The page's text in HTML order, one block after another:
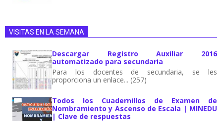
VISITAS EN LA SEMANA
Descargar Registro Auxiliar 2016
automatizado para secundaria
Para los docentes de secundaria, se les
proporciona un enlace... (257)
Todos los Cuadernillos de Examen de
Nombramiento y Ascenso de Escala | MINEDU
| Clave de respuestas